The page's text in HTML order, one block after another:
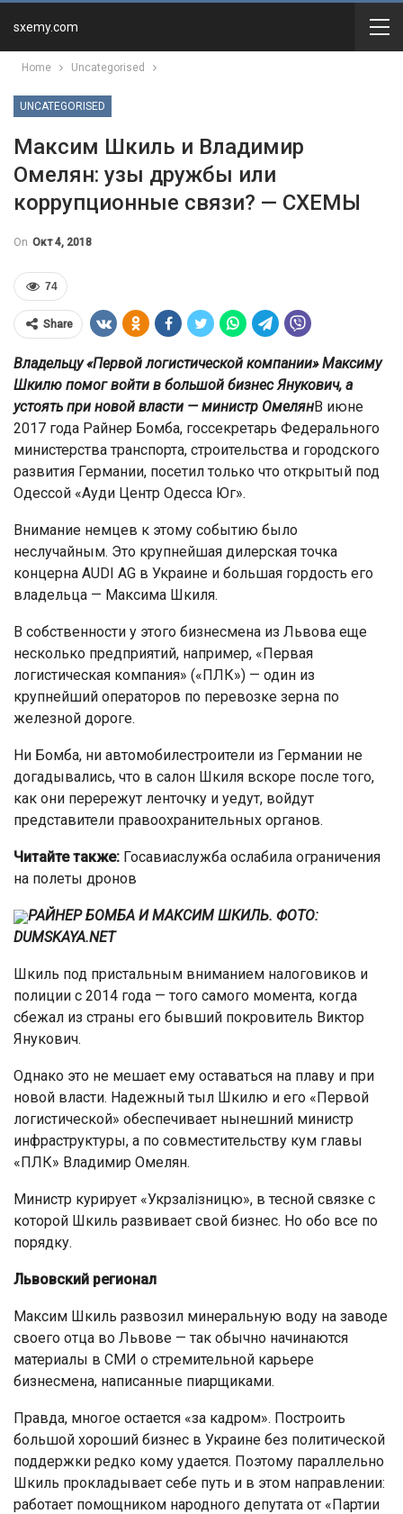
sxemy.com
Home Uncategorised
UNCATEGORISED
Максим Шкиль и Владимир
Омелян: узы дружбы или
коррупционные связи? — СХЕМЫ
On Окт 4, 2018
74
Share
Владельцу «Первой логистической компании» Максиму
Шкилю помог войти в большой бизнес Янукович, а
устоять при новой власти — министр ОмелянВ июне
2017 года Райнер Бомба, госсекретарь Федерального
министерства транспорта, строительства и городского
развития Германии, посетил только что открытый под
Одессой «Ауди Центр Одесса Юг».
Внимание немцев к этому событию было
неслучайным. Это крупнейшая дилерская точка
концерна AUDI AG в Украине и большая гордость его
владельца — Максима Шкиля.
В собственности у этого бизнесмена из Львова еще
несколько предприятий, например, «Первая
логистическая компания» («ПЛК») — один из
крупнейший операторов по перевозке зерна по
железной дороге.
Ни Бомба, ни автомобилестроители из Германии не
догадывались, что в салон Шкиля вскоре после того,
как они перережут ленточку и уедут, войдут
представители правоохранительных органов.
Читайте также: Госавиаслужба ослабила ограничения
на полеты дронов
РАЙНЕР БОМБА И МАКСИМ ШКИЛЬ. ФОТО:
DUMSKAYA.NET
Шкиль под пристальным вниманием налоговиков и
полиции с 2014 года — того самого момента, когда
сбежал из страны его бывший покровитель Виктор
Янукович.
Однако это не мешает ему оставаться на плаву и при
новой власти. Надежный тыл Шкилю и его «Первой
логистической» обеспечивает нынешний министр
инфраструктуры, а по совместительству кум главы
«ПЛК» Владимир Омелян.
Министр курирует «Укрзалiзницю», в тесной связке с
которой Шкиль развивает свой бизнес. Но обо все по
порядку.
Львовский регионал
Максим Шкиль развозил минеральную воду на заводе
своего отца во Львове — так обычно начинаются
материалы в СМИ о стремительной карьере
бизнесмена, написанные пиарщиками.
Правда, многое остается «за кадром». Построить
большой хороший бизнес в Украине без политической
поддержки редко кому удается. Поэтому параллельно
Шкиль прокладывает себе путь и в этом направлении:
работает помощником народного депутата от «Партии